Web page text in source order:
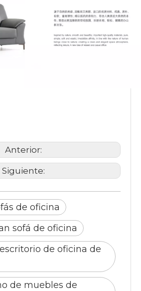
Anterior:
Siguiente:
de oficina
sofá de oficina
de oficina de
de muebles de